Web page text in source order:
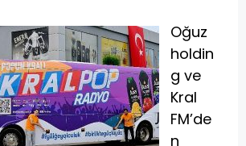
Oğuz
holdin
g ve
Kral
FM’de
n